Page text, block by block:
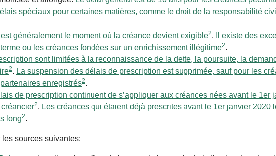
spéciaux pour certaines matières, comme le droit de la responsabilité
généralement le moment où la créance devient exigible2.
Il existe des
ou les créances fondées sur un enrichissement illégitime2.
sont limitées à la reconnaissance de la dette, la poursuite, la
2. La suspension des délais de prescription est supprimée, sauf pour les
enregistrés2.
de prescription continuent de s’appliquer aux créances nées avant le 1er
2. Les créances qui étaient déjà prescrites avant le 1er janvier 2020
long2.
sources suivantes: